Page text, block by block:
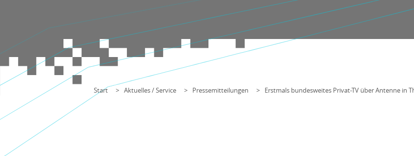
Start Aktuelles / Service Pressemitteilungen Erstmals bundesweites Privat-TV über Antenne in